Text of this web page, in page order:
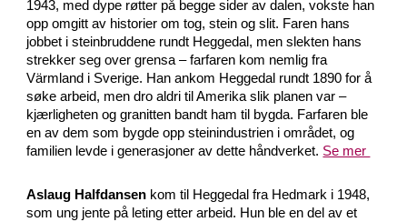
1943, med dype røtter på begge sider av dalen, vokste han
opp omgitt av historier om tog, stein og slit. Faren hans
jobbet i steinbruddene rundt Heggedal, men slekten hans
strekker seg over grensa – farfaren kom nemlig fra
Värmland i Sverige. Han ankom Heggedal rundt 1890 for å
søke arbeid, men dro aldri til Amerika slik planen var –
kjærligheten og granitten bandt ham til bygda. Farfaren ble
en av dem som bygde opp steinindustrien i området, og
familien levde i generasjoner av dette håndverket. Se mer
Aslaug Halfdansen kom til Heggedal fra Hedmark i 1948,
som ung jente på leting etter arbeid. Hun ble en del av et